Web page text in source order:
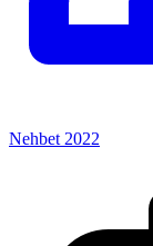
Nehbet 2022